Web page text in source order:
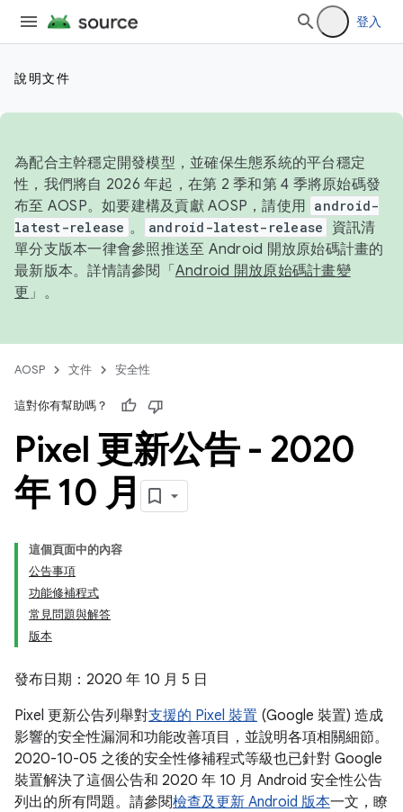
登入
說明文件
為配合主幹穩定開發模型，並確保生態系統的平台穩定
性，我們將自 2026 年起，在第 2 季和第 4 季將原始碼發
布至 AOSP。如要建構及貢獻 AOSP，請使用 android-
latest-release 。 android-latest-release
資訊清
單分支版本一律會參照推送至 Android 開放原始碼計畫的
最新版本。詳情請參閱「 Android 開放原始碼計畫變
更 」。
AOSP 文件 安全性
這對你有幫助嗎？
Pixel 更新公告 - 2020
年 10 月
這個頁面中的內容
公告事項
功能修補程式
常見問題與解答
版本
發布日期：2020 年 10 月 5 日
Pixel 更新公告列舉對支援的 Pixel 裝置 (Google 裝置) 造成
影響的安全性漏洞和功能改善項目，並說明各項相關細節。
2020-10-05 之後的安全性修補程式等級也已針對 Google
裝置解決了這個公告和 2020 年 10 月 Android 安全性公告
列出的所有問題。請參閱檢查及更新 Android 版本一文，瞭